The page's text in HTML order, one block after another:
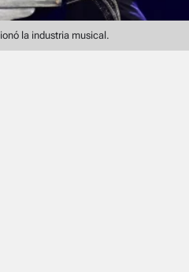
la industria musical.